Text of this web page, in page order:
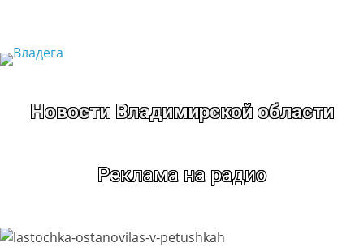
содержимому
Новости Владимирской области
Реклама на радио